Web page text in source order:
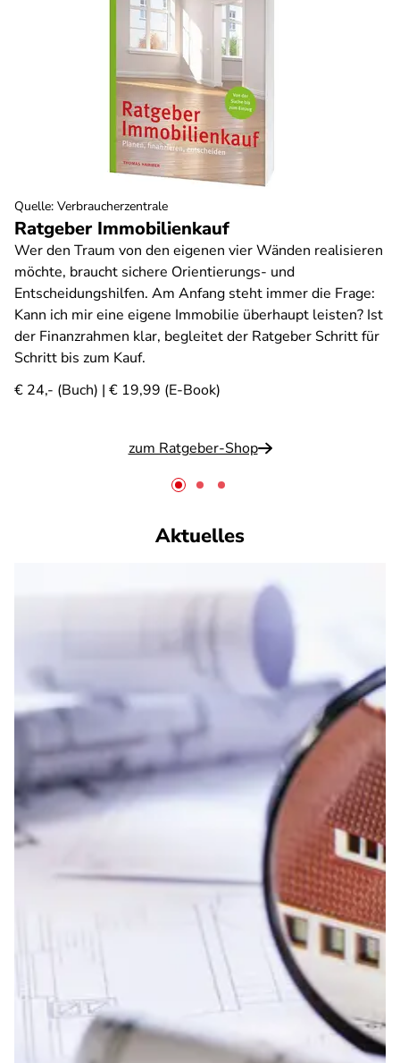
Ratgeber Immobilienkauf
Wer den Traum von den eigenen vier Wänden realisieren
möchte, braucht sichere Orientierungs- und
Entscheidungshilfen. Am Anfang steht immer die Frage:
Kann ich mir eine eigene Immobilie überhaupt leisten? Ist
der Finanzrahmen klar, begleitet der Ratgeber Schritt für
Schritt bis zum Kauf.
€ 24,- (Buch) | € 19,99 (E-Book)
zum Ratgeber-Shop
Quelle: Verbraucherzentrale
Aktuelles